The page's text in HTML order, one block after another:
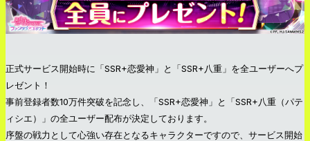
正式サービス開始時に「SSR+恋愛神」と「SSR+八重」を全ユーザーへプ
レゼント！
事前登録者数10万件突破を記念し、「SSR+恋愛神」と「SSR+八重（パテ
ィシエ）」の全ユーザー配布が決定しております。
序盤の戦力として心強い存在となるキャラクターですので、サービス開始